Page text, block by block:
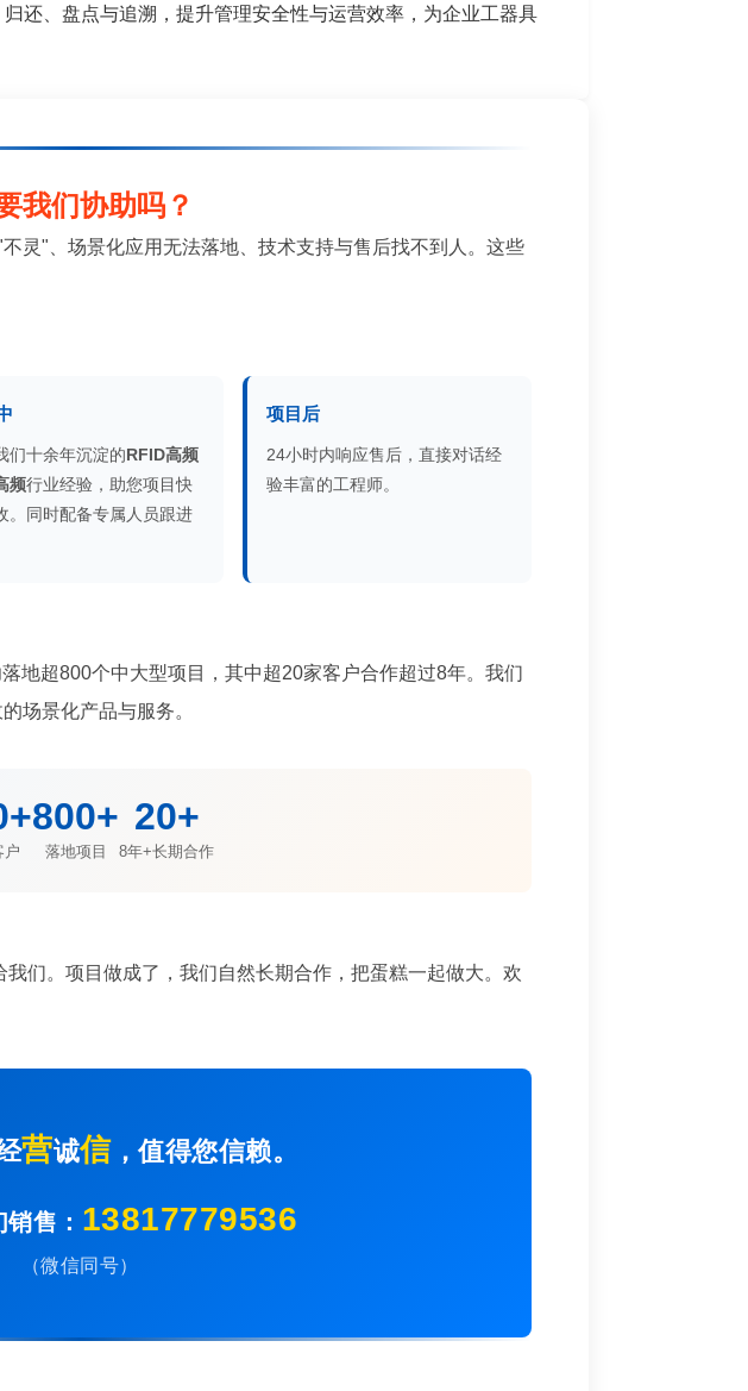
还、盘点与追溯，提升管理安全性与运营效率，为企业工器具
我们协助吗？
不灵"、场景化应用无法落地、技术支持与售后找不到人。这些
们十余年沉淀的RFID高频
频行业经验，助您项目快
。同时配备专属人员跟进
项目后
24小时内响应售后，直接对话经
验丰富的工程师。
地超800个中大型项目，其中超20家客户合作超过8年。我们
场景化产品与服务。
户
800+
落地项目
20+
8年+长期合作
们。项目做成了，我们自然长期合作，把蛋糕一起做大。欢
营诚信，值得您信赖。
售： 13817779536
（微信同号）